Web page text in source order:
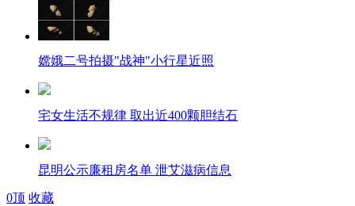
嫦娥二号拍摄"战神"小行星近照
宅女生活不规律 取出近400颗胆结石
昆明公示廉租房名单 泄艾滋病信息
0顶 收藏